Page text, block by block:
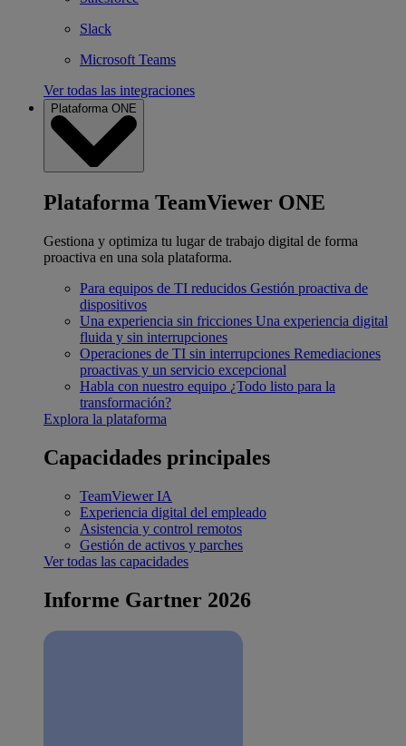
Slack
Microsoft Teams
Ver todas las integraciones
Plataforma ONE
Plataforma TeamViewer ONE
Gestiona y optimiza tu lugar de trabajo digital de forma
proactiva en una sola plataforma.
Para equipos de TI reducidos Gestión proactiva de
dispositivos
Una experiencia sin fricciones Una experiencia digital
fluida y sin interrupciones
Operaciones de TI sin interrupciones Remediaciones
proactivas y un servicio excepcional
Habla con nuestro equipo ¿Todo listo para la
transformación?
Explora la plataforma
Capacidades principales
TeamViewer IA
Experiencia digital del empleado
Asistencia y control remotos
Gestión de activos y parches
Ver todas las capacidades
Informe Gartner 2026